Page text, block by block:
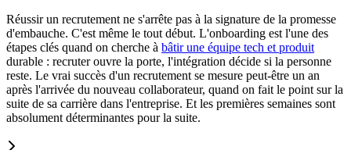
Réussir un recrutement ne s'arrête pas à la signature de la promesse
d'embauche. C'est même le tout début. L'onboarding est l'une des
étapes clés quand on cherche à bâtir une équipe tech et produit
durable : recruter ouvre la porte, l'intégration décide si la personne
reste. Le vrai succès d'un recrutement se mesure peut-être un an
après l'arrivée du nouveau collaborateur, quand on fait le point sur la
suite de sa carrière dans l'entreprise. Et les premières semaines sont
absolument déterminantes pour la suite.